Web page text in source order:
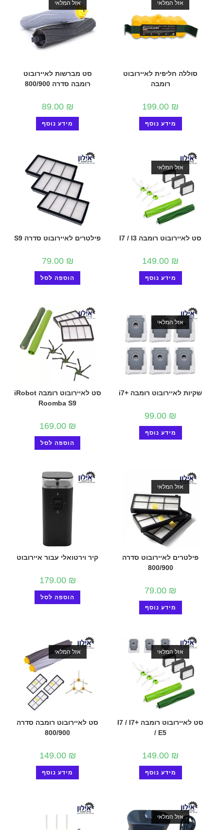
אזל המלאי
סוללה חליפית לאיירובוט
רומבה
199.00 ₪
מידע נוסף
אזל המלאי
סט מברשות לאיירובוט
רומבה סדרה 800/900
89.00 ₪
מידע נוסף
אזל המלאי
סט לאיירובוט רומבה I7 / I3
149.00 ₪
מידע נוסף
פילטרים לאיירובוט סדרה S9
79.00 ₪
הוספה לסל
אזל המלאי
שקיות לאיירובוט רומבה +i7
99.00 ₪
מידע נוסף
סט לאיירובוט רומבה iRobot
Roomba S9
169.00 ₪
הוספה לסל
אזל המלאי
פילטרים לאיירובוט סדרה
800/900
79.00 ₪
מידע נוסף
קיר וירטואלי עבור איירובוט
179.00 ₪
הוספה לסל
אזל המלאי
סט לאיירובוט רומבה I7 / I7+
/ E5
149.00 ₪
מידע נוסף
אזל המלאי
סט לאיירובוט רומבה סדרה
800/900
149.00 ₪
מידע נוסף
אזל המלאי